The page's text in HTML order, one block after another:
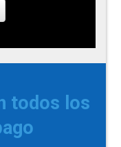
todos los